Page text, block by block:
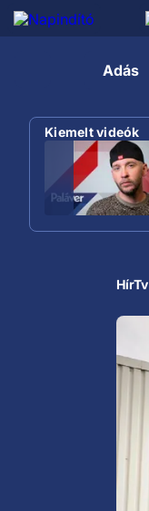
Adás
Kiemelt videók
HírTv